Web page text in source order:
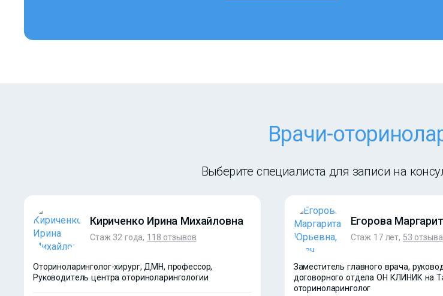
Врачи-
Выберите специалиста для записи на
Кириченко Ирина Михайловна
Стаж 32 года, 118 отзывов
Оториноларинголог-хирург, ДМН, профессор,
Руководитель центра оториноларингологии
Егорова
Стаж 17 лет, 53 отзыва
Заместитель главного врача,
договорного отдела ОН КЛИНИК на
оториноларинголог